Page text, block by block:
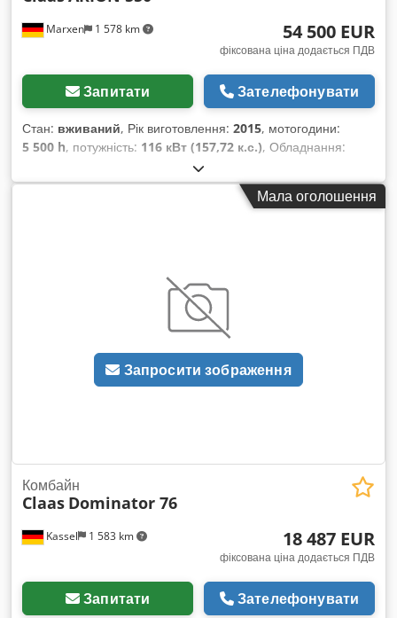
Marxen 1 578 km 54 500 EUR
фіксована ціна додається ПДВ
Запитати Зателефонувати
Стан: вживаний, Рік виготовлення: 2015, мотогодини:
5 500 h, потужність: 116 кВт (157,72 к.с.), Обладнання:
гальмо зі стисненим повітрям
Мала оголошення
Запросити зображення
Kassel 1 583 km
Комбайн
Claas Dominator 76
18 487 EUR
фіксована ціна додається ПДВ
Запитати Зателефонувати